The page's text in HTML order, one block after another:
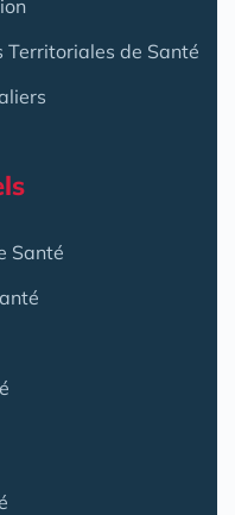
Territoriales de Santé
Santé